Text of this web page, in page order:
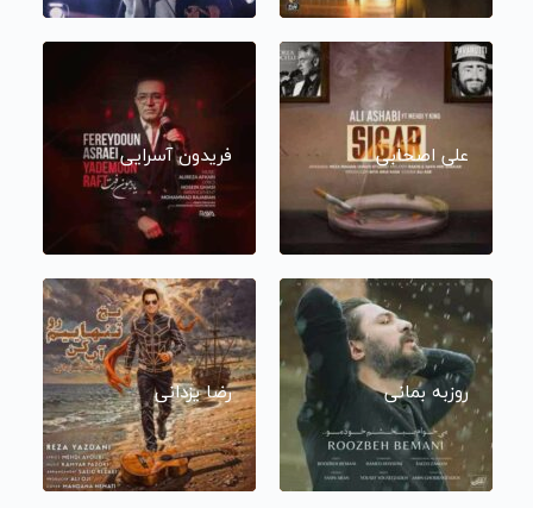
علی اصحابی فریدون آسرایی
روزبه بمانی رضا یزدانی